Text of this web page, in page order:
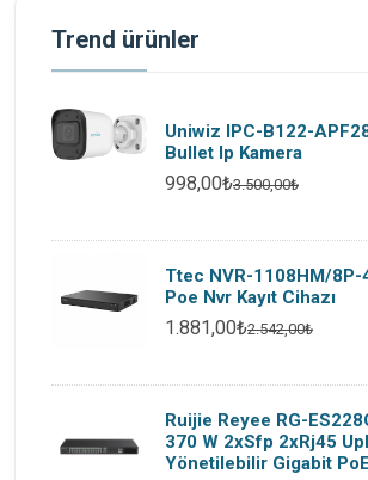
Trend ürünler
Uniwiz IPC-B122-
Bullet Ip Kamera
998,00₺3.500,00₺
Ttec NVR-1108HM/8P-
Poe Nvr Kayıt Cihazı
1.881,00₺2.542,00₺
Ruijie Reyee RG-
370 W 2xSfp 2xRj45
Yönetilebilir Gigabit